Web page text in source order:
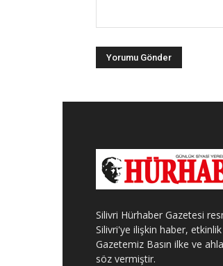
Silivri Hürhaber Gazetesi
Silivri'ye ilişkin haber,
Gazetemiz Basın ilke ve
söz vermiştir.